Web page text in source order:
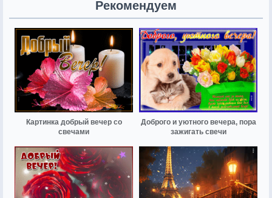
Рекомендуем
Картинка добрый вечер со
свечами
Доброго и уютного вечера, пора
зажигать свечи